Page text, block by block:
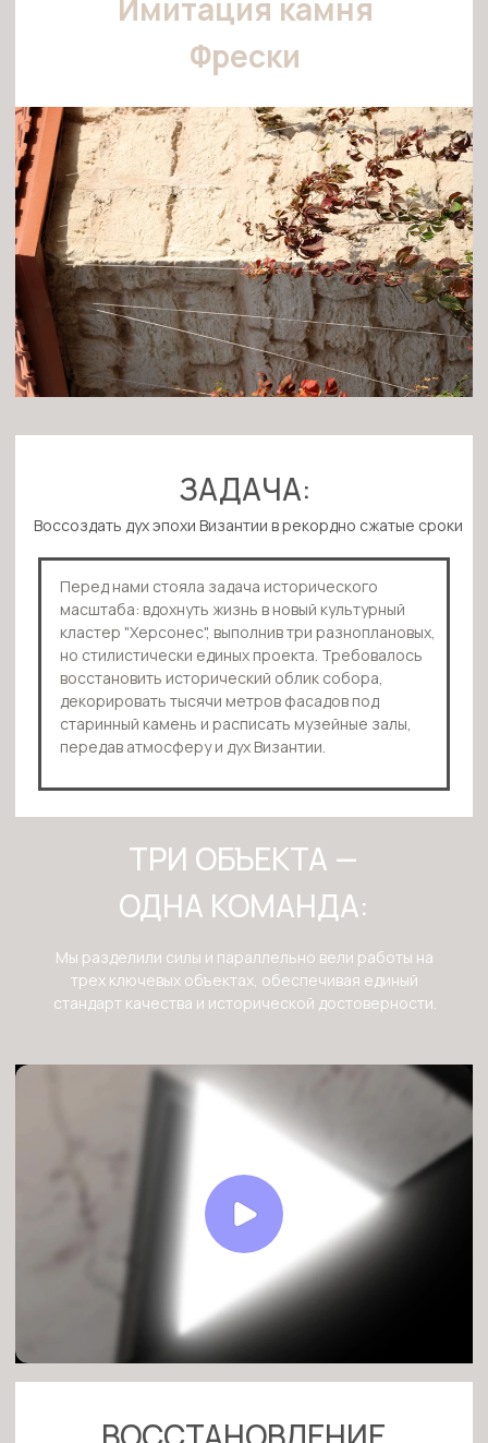
масштаба: вдохнуть жизнь в новый культурный
кластер "Херсонес", выполнив три разноплановых,
но стилистически единых проекта. Требовалось
восстановить исторический облик собора,
декорировать тысячи метров фасадов под
передав атмосферу и дух Византии.
ТРИ ОБЪЕКТА —
ОДНА КОМАНДА:
Мы разделили силы и параллельно вели работы на
трех ключевых объектах, обеспечивая единый
стандарт качества и исторической достоверности.
ВОССТАНОВЛЕНИЕ
ИСТОРИЧЕСКОГО ОБЛИКА
СОБОРА (XVII ВЕК)
Мы восстанавливали первоначальный облик
фасадов собора. Была выполнена деликатная
работа по декорированию стен под старинный
песчаный камень, чтобы вернуть зданию тот
человек
6
Срок:
месяца
1.5
м²
Площадь:
3000